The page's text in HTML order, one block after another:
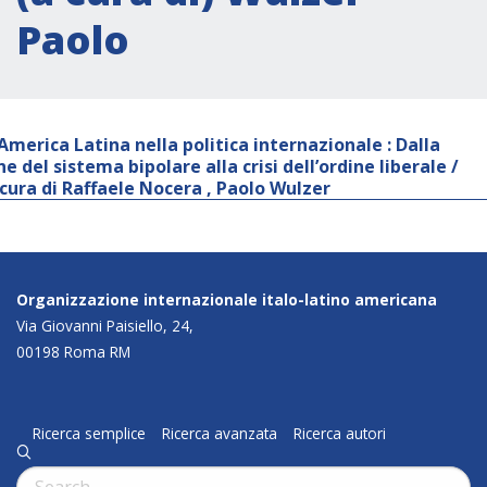
Paolo
Latina nella politica internazionale : Dalla
del sistema bipolare alla crisi dell’ordine liberale /
di Raffaele Nocera , Paolo Wulzer
Organizzazione internazionale italo-latino americana
Via Giovanni Paisiello, 24,
00198 Roma RM
Ricerca semplice Ricerca avanzata Ricerca autori
q
Cerca: